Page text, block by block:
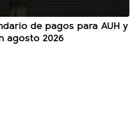
de pagos para AUH y
agosto 2026